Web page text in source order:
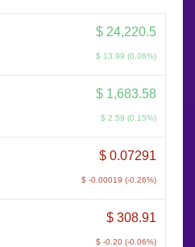
$ 24,220.5
$ 13.99 (0.06%)
$ 1,683.58
$ 2.59 (0.15%)
$ 0.07291
$ -0.00019 (-0.26%)
$ 308.91
$ -0.20 (-0.06%)